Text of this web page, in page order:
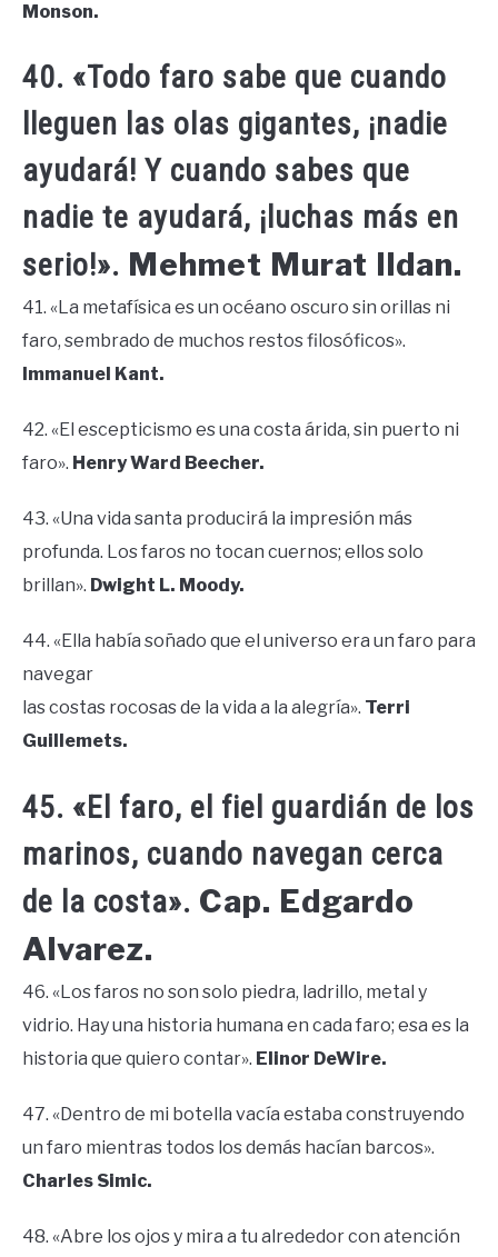
Monson.
40. «Todo faro sabe que cuando
lleguen las olas gigantes, ¡nadie
ayudará! Y cuando sabes que
nadie te ayudará, ¡luchas más en
serio!». Mehmet Murat Ildan.
41. «La metafísica es un océano oscuro sin orillas ni
faro, sembrado de muchos restos filosóficos».
Immanuel Kant.
42. «El escepticismo es una costa árida, sin puerto ni
faro». Henry Ward Beecher.
43. «Una vida santa producirá la impresión más
profunda. Los faros no tocan cuernos; ellos solo
brillan». Dwight L. Moody.
44. «Ella había soñado que el universo era un faro para
navegar
las costas rocosas de la vida a la alegría». Terri
Guillemets.
45. «El faro, el fiel guardián de los
marinos, cuando navegan cerca
de la costa». Cap. Edgardo
Alvarez.
46. «Los faros no son solo piedra, ladrillo, metal y
vidrio. Hay una historia humana en cada faro; esa es la
historia que quiero contar». Elinor DeWire.
47. «Dentro de mi botella vacía estaba construyendo
un faro mientras todos los demás hacían barcos».
Charles Simic.
48. «Abre los ojos y mira a tu alrededor con atención